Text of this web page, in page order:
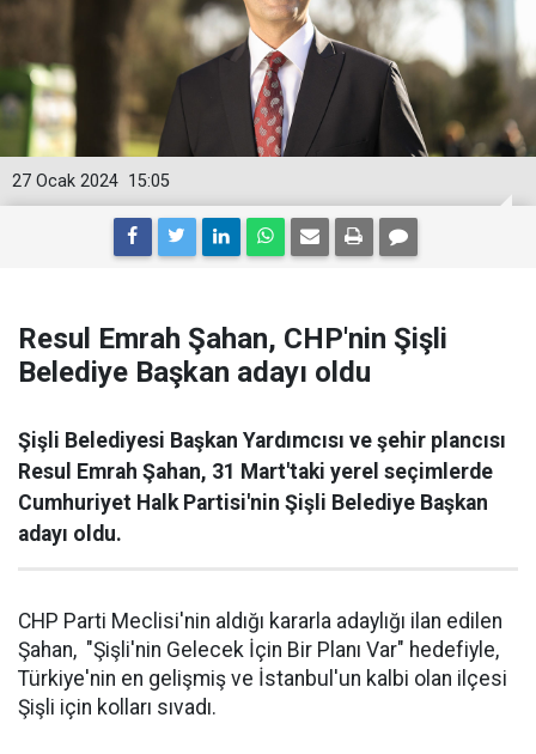
15:05
27 Ocak 2024
Resul Emrah Şahan, CHP'nin Şişli
Belediye Başkan adayı oldu
Şişli Belediyesi Başkan Yardımcısı ve şehir plancısı
Resul Emrah Şahan, 31 Mart'taki yerel seçimlerde
Cumhuriyet Halk Partisi'nin Şişli Belediye Başkan
adayı oldu.
CHP Parti Meclisi'nin aldığı kararla adaylığı ilan edilen
Şahan, "Şişli'nin Gelecek İçin Bir Planı Var" hedefiyle,
Türkiye'nin en gelişmiş ve İstanbul'un kalbi olan ilçesi
Şişli için kolları sıvadı.